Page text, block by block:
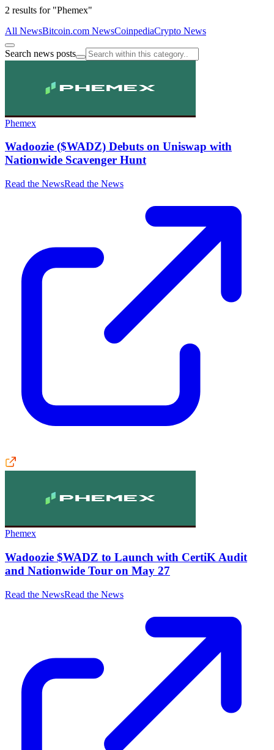
2 results for "Phemex"
All NewsBitcoin.com NewsCoinpediaCrypto News
Search news posts
Phemex
Wadoozie ($WADZ) Debuts on Uniswap with
Nationwide Scavenger Hunt
Read the NewsRead the News
Phemex
Wadoozie $WADZ to Launch with CertiK Audit
and Nationwide Tour on May 27
Read the NewsRead the News